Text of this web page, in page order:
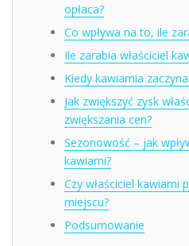
opłaca?
Co wpływa na to, ile
Ile zarabia właściciel
Kiedy kawiarnia
Jak zwiększyć zysk
zwiększania cen?
Sezonowość – jak
kawiarni?
Czy właściciel kawiarni
miejscu?
Podsumowanie